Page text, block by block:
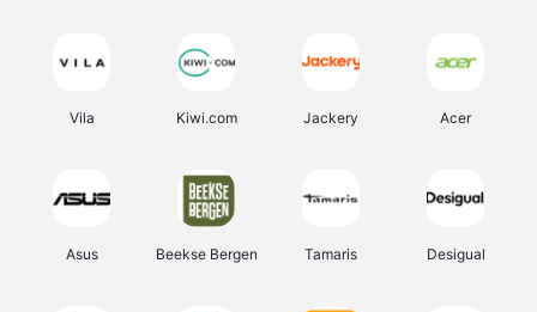
Vila Kiwi.com Jackery Acer
Asus Beekse Bergen Tamaris Desigual